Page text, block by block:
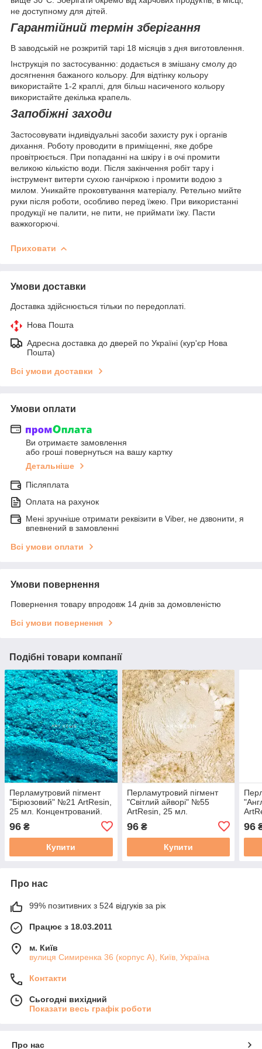
не доступному для дітей.
Гарантійний термін зберігання
В заводській не розкритій тарі 18 місяців з дня виготовлення.
Інструкція по застосуванню: додається в змішану смолу до
досягнення бажаного кольору. Для відтінку кольору
використайте 1-2 краплі, для більш насиченого кольору
використайте декілька крапель.
Запобіжні заходи
Застосовувати індивідуальні засоби захисту рук і органів
дихання. Роботу проводити в приміщенні, яке добре
провітрюється. При попаданні на шкіру і в очі промити
великою кількістю води. Після закінчення робіт тару і
інструмент витерти сухою ганчіркою і промити водою з
милом. Уникайте проковтування матеріалу. Ретельно мийте
руки після роботи, особливо перед їжею. При використанні
продукції не палити, не пити, не приймати їжу. Пасти
важкогорючі.
Приховати
Умови доставки
Доставка здійснюється тільки по передоплаті.
Нова Пошта
Адресна доставка до дверей по Україні (кур'єр Нова
Пошта)
Всі умови доставки
Умови оплати
Ви отримаєте замовлення
або гроші повернуться на вашу картку
Детальніше
Післяплата
Оплата на рахунок
Мені зручніше отримати реквізити в Viber, не дзвонити, я
впевнений в замовленні
Всі умови оплати
Умови повернення
Повернення товару впродовж 14 днів за домовленістю
Всі умови повернення
Подібні товари компанії
Перламутровий пігмент
"Бірюзовий" №21 ArtResin,
25 мл. Концентрований.
96 ₴
Купити
Перламутровий пігмент
"Світлий айворі" №55
ArtResin, 25 мл.
смоли
96₴
Купити
96
Про нас
99% позитивних з 524 відгуків за рік
Працює з 18.03.2011
м. Київ
вулиця Симиренка 36 (корпус А), Київ, Україна
Контакти
Сьогодні вихідний
Показати весь графік роботи
Про нас